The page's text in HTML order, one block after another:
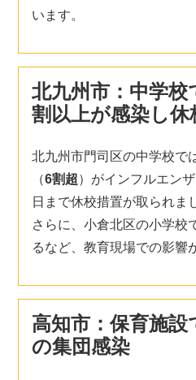
います。
北九州市：中学校
割以上が感染し休
北九州市門司区の中学校で
（6割超）がインフルエン
日まで休校措置が取られま
さらに、小倉北区の小学校
るなど、教育現場での影響
高知市：保育施
の集団感染